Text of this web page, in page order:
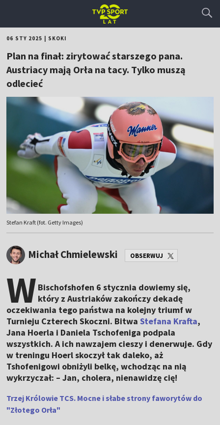
06 STY 2025 SKOKI
Plan na finał: zirytować starszego pana.
Austriacy mają Orła na tacy. Tylko muszą
odlecieć
Stefan Kraft (fot. Getty Images)
Michał Chmielewski OBSERWUJ
W Bischofshofen 6 stycznia dowiemy się,
który z Austriaków zakończy dekadę
oczekiwania tego państwa na kolejny triumf w
Turnieju Czterech Skoczni. BitwaStefana Krafta,
Jana Hoerla i Daniela Tschofeniga podpala
wszystkich. A ich nawzajem cieszy i denerwuje. Gdy
w treningu Hoerl skoczył tak daleko, aż
Tshofenigowi obniżyli belkę, wchodząc na nią
wykrzyczał: – Jan, cholera, nienawidzę cię!
Trzej Królowie TCS. Mocne i słabe strony faworytów do
"Złotego Orła"